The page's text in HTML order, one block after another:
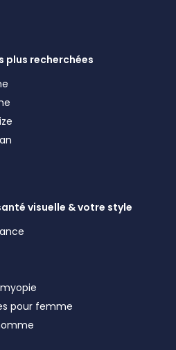
plus recherchées
visuelle & votre style
pour femme